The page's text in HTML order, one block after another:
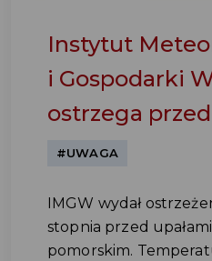
Instytut
i Gospodarki
ostrzega
#UWAGA
IMGW wydał
stopnia przed
pomorskim.